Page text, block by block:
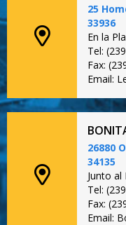
25
33936
En la
Tel:
Fax:
Email:
26880
34135
Junto al
Tel:
Fax:
Email: